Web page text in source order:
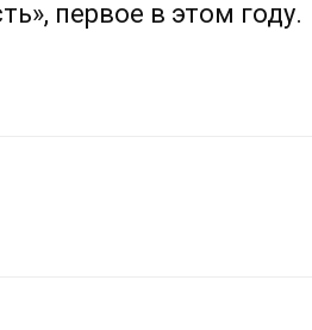
первое в этом году.